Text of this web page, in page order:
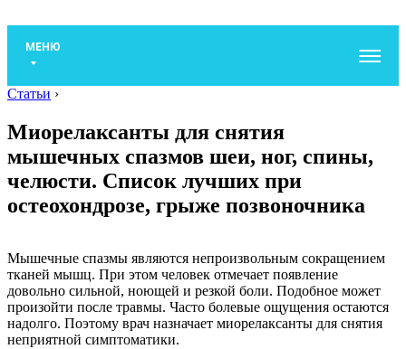
МЕНЮ
Статьи ›
Миорелаксанты для снятия
мышечных спазмов шеи, ног, спины,
челюсти. Список лучших при
остеохондрозе, грыже позвоночника
Мышечные спазмы являются непроизвольным сокращением
тканей мышц. При этом человек отмечает появление
довольно сильной, ноющей и резкой боли. Подобное может
произойти после травмы. Часто болевые ощущения остаются
надолго. Поэтому врач назначает миорелаксанты для снятия
неприятной симптоматики.